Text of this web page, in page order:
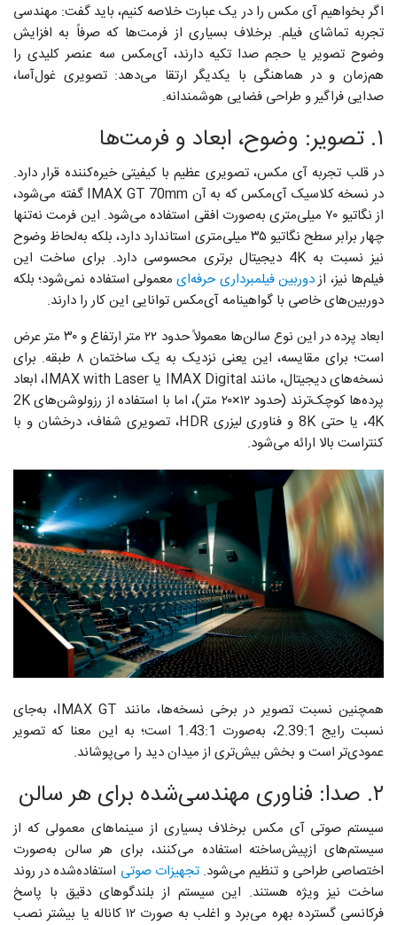
اگر بخواهیم آی‌ مکس را در یک عبارت خلاصه کنیم، باید گفت: مهندسی
تجربه‌ تماشای فیلم. برخلاف بسیاری از فرمت‌ها که صرفاً به افزایش
وضوح تصویر یا حجم صدا تکیه دارند، آی‌مکس سه عنصر کلیدی را
هم‌زمان و در هماهنگی با یکدیگر ارتقا می‌دهد: تصویری غول‌آسا،
صدایی فراگیر و طراحی فضایی هوشمندانه.
۱. تصویر: وضوح، ابعاد و فرمت‌ها
در قلب تجربه‌ آی‌ مکس، تصویری عظیم با کیفیتی خیره‌کننده قرار دارد.
در نسخه‌ کلاسیک آی‌مکس که به آن IMAX GT 70mm گفته می‌شود،
از نگاتیو ۷۰ میلی‌متری به‌صورت افقی استفاده می‌شود. این فرمت نه‌تنها
چهار برابر سطح نگاتیو ۳۵ میلی‌متری استاندارد دارد، بلکه به‌لحاظ وضوح
نیز نسبت به 4K دیجیتال برتری محسوسی دارد. برای ساخت این
فیلم‌ها نیز، ازدوربین فیلمبرداری حرفه‌ایمعمولی استفاده نمی‌شود؛ بلکه
دوربین‌های خاصی با گواهینامه آی‌مکس توانایی این کار را دارند.
ابعاد پرده در این نوع سالن‌ها معمولاً حدود ۲۲ متر ارتفاع و ۳۰ متر عرض
است؛ برای مقایسه، این یعنی نزدیک به یک ساختمان ۸ طبقه. برای
نسخه‌های دیجیتال، مانند IMAX Digital یا IMAX with Laser، ابعاد
پرده‌ها کوچک‌ترند (حدود ۱۲×۲۰ متر)، اما با استفاده از رزولوشن‌های 2K
،4K یا حتی 8K و فناوری لیزری HDR، تصویری شفاف، درخشان و با
کنتراست بالا ارائه می‌شود.
همچنین نسبت تصویر در برخی نسخه‌ها، مانند IMAX GT، به‌جای
نسبت رایج 2.39:1، به‌صورت 1.43:1 است؛ به این معنا که تصویر
عمودی‌تر است و بخش بیش‌تری از میدان دید را می‌پوشاند.
۲. صدا: فناوری مهندسی‌شده برای هر سالن
سیستم صوتی آی‌ مکس برخلاف بسیاری از سینماهای معمولی که از
سیستم‌های ازپیش‌ساخته استفاده می‌کنند، برای هر سالن به‌صورت
اختصاصی طراحی و تنظیم می‌شود.تجهیزات صوتی استفاده‌شده در روند
ساخت نیز ویژه هستند. این سیستم از بلندگوهای دقیق با پاسخ
فرکانسی گسترده بهره می‌برد و اغلب به صورت ۱۲ کاناله یا بیشتر نصب